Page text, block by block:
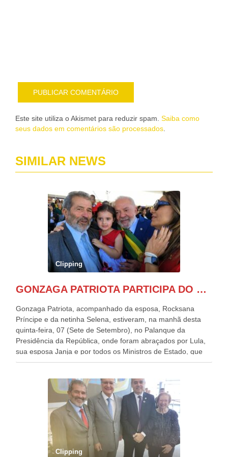
Este site utiliza o Akismet para reduzir spam. Saiba como
seus dados em comentários são processados
SIMILAR NEWS
Clipping
GONZAGA PATRIOTA PARTICIPA DO DESFILE DA INDEPENDÊNCIA NO PALANQUE DA PRESIDÊNCIA DA REPÚBLICA E É ABRAÇADO POR LULA E POR GERALDO ALCKMIN.
Gonzaga Patriota, acompanhado da esposa, Rocksana
Príncipe e da netinha Selena, estiveram, na manhã desta
quinta-feira, 07 (Sete de Setembro), no Palanque da
Presidência da República, onde foram abraçados por Lula,
sua esposa Janja e por todos os Ministros de Estado, que
estavam presentes, nos Desfiles da Independência da
outros desfiles, na Esplanada dos Ministérios, disse ter sido
o deste ano, o maior e o mais organizado de todos. “Há
quatro décadas, como Patriota até no nome, participo
anualmente dos desfiles de Sete de Setembro, na
Esplanada dos Ministérios, em Brasília. Este ano, o governo
preparou espaços com cadeiras e coberturas, para 30.000
pessoas, só que o número de Patriotas Brasileiros
Clipping